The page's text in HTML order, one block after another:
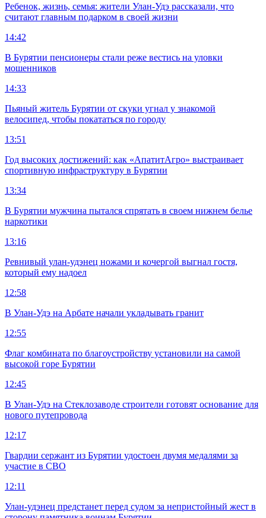
Ребенок, жизнь, семья: жители Улан-Удэ рассказали, что
считают главным подарком в своей жизни
14:42
В Бурятии пенсионеры стали реже вестись на уловки
мошенников
14:33
Пьяный житель Бурятии от скуки угнал у знакомой
велосипед, чтобы покататься по городу
13:51
Год высоких достижений: как «АпатитАгро» выстраивает
спортивную инфраструктуру в Бурятии
13:34
В Бурятии мужчина пытался спрятать в своем нижнем белье
наркотики
13:16
Ревнивый улан-удэнец ножами и кочергой выгнал гостя,
который ему надоел
12:58
В Улан-Удэ на Арбате начали укладывать гранит
12:55
Флаг комбината по благоустройству установили на самой
высокой горе Бурятии
12:45
В Улан-Удэ на Стеклозаводе строители готовят основание для
нового путепровода
12:17
Гвардии сержант из Бурятии удостоен двумя медалями за
участие в СВО
12:11
Улан-удэнец предстанет перед судом за непристойный жест в